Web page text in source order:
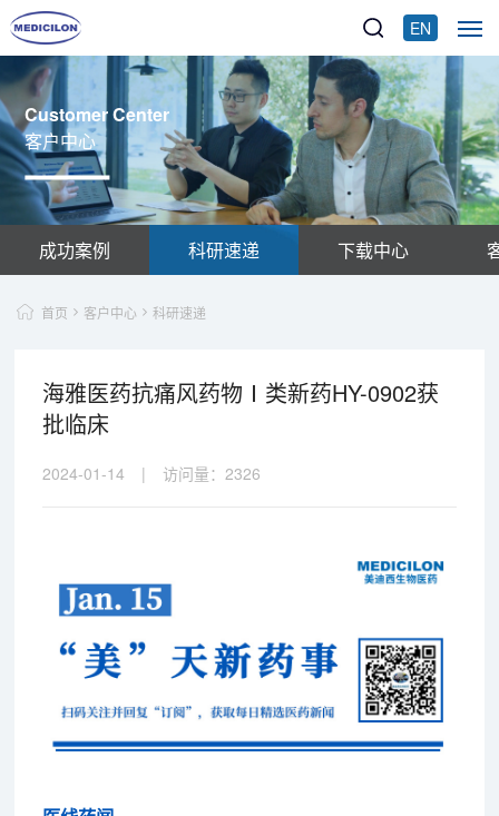
EN
Customer Center
客户中心
成功案例 科研速递 下载中心
首页 客户中心 科研速递
海雅医药抗痛风药物Ⅰ类新药HY-0902获
批临床
2024-01-14 | 访问量： 2326